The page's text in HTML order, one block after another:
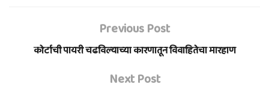
Previous Post
कोर्टाची पायरी चढविल्याच्या कारणातून विवाहितेचा मारहाण
Next Post